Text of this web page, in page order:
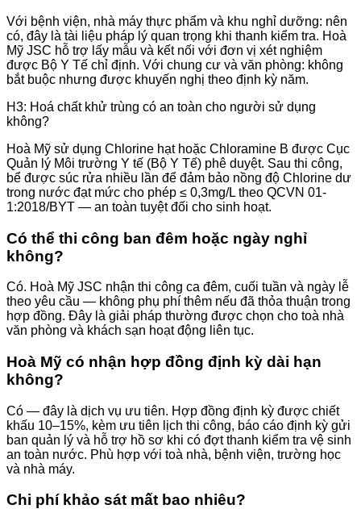
Với bệnh viện, nhà máy thực phẩm và khu nghỉ dưỡng: nên
có, đây là tài liệu pháp lý quan trọng khi thanh kiểm tra. Hoà
Mỹ JSC hỗ trợ lấy mẫu và kết nối với đơn vị xét nghiệm
được Bộ Y Tế chỉ định. Với chung cư và văn phòng: không
bắt buộc nhưng được khuyến nghị theo định kỳ năm.
H3: Hoá chất khử trùng có an toàn cho người sử dụng
không?
Hoà Mỹ sử dụng Chlorine hạt hoặc Chloramine B được Cục
Quản lý Môi trường Y tế (Bộ Y Tế) phê duyệt. Sau thi công,
bể được súc rửa nhiều lần để đảm bảo nồng độ Chlorine dư
trong nước đạt mức cho phép ≤ 0,3mg/L theo QCVN 01-
1:2018/BYT — an toàn tuyệt đối cho sinh hoạt.
Có thể thi công ban đêm hoặc ngày nghỉ
không?
Có. Hoà Mỹ JSC nhận thi công ca đêm, cuối tuần và ngày lễ
theo yêu cầu — không phụ phí thêm nếu đã thỏa thuận trong
hợp đồng. Đây là giải pháp thường được chọn cho toà nhà
văn phòng và khách sạn hoạt động liên tục.
Hoà Mỹ có nhận hợp đồng định kỳ dài hạn
không?
Có — đây là dịch vụ ưu tiên. Hợp đồng định kỳ được chiết
khấu 10–15%, kèm ưu tiên lịch thi công, báo cáo định kỳ gửi
ban quản lý và hỗ trợ hồ sơ khi có đợt thanh kiểm tra vệ sinh
an toàn nước. Phù hợp với toà nhà, bệnh viện, trường học
và nhà máy.
Chi phí khảo sát mất bao nhiêu?